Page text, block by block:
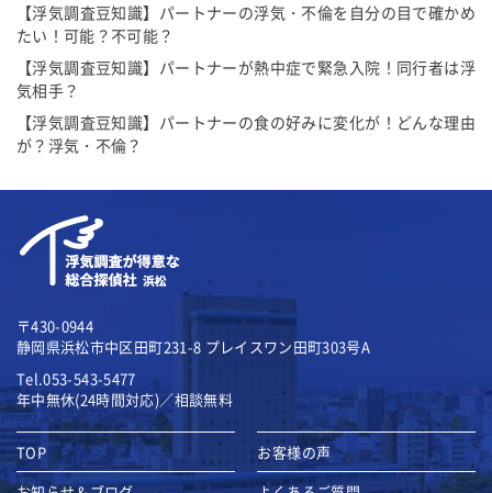
【浮気調査豆知識】パートナーの浮気・不倫を自分の目で確かめ
たい！可能？不可能？
【浮気調査豆知識】パートナーが熱中症で緊急入院！同行者は浮
気相手？
【浮気調査豆知識】パートナーの食の好みに変化が！どんな理由
が？浮気・不倫？
〒430-0944
静岡県浜松市中区田町231-8 プレイスワン田町303号A
Tel.053-543-5477
年中無休(24時間対応)／相談無料
TOP
お客様の声